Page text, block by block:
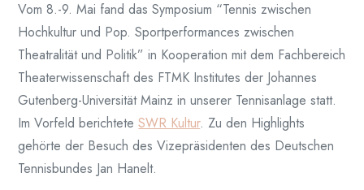
Vom 8.-9. Mai fand das Symposium “Tennis zwischen
Hochkultur und Pop. Sportperformances zwischen
Theatralität und Politik” in Kooperation mit dem Fachbereich
Theaterwissenschaft des FTMK Institutes der Johannes
Gutenberg-Universität Mainz in unserer Tennisanlage statt.
Im Vorfeld berichteteSWR Kultur. Zu den Highlights
gehörte der Besuch des Vizepräsidenten des Deutschen
Tennisbundes Jan Hanelt.